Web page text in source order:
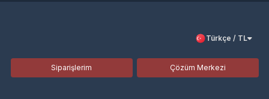
Türkçe / TL
Siparişlerim Çözüm Merkezi